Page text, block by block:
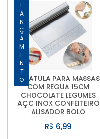
LANÇAMENTO
ESPATULA PARA MASSAS
COM REGUA 15CM
CHOCOLATE LEGUMES
AÇO INOX CONFEITEIRO
ALISADOR BOLO
R$ 6,99